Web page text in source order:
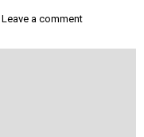
Leave a comment